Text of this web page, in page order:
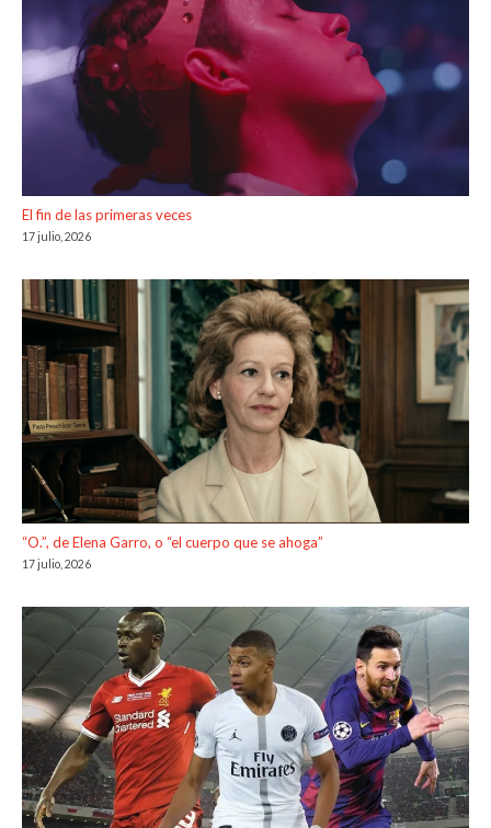
El fin de las primeras veces
17 julio, 2026
“O.”, de Elena Garro, o “el cuerpo que se ahoga”
17 julio, 2026